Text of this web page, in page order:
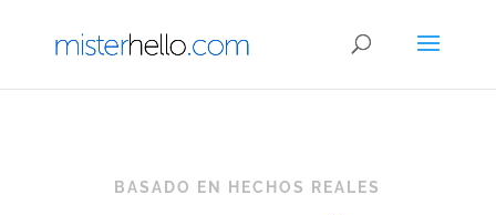
BASADO EN HECHOS REALES